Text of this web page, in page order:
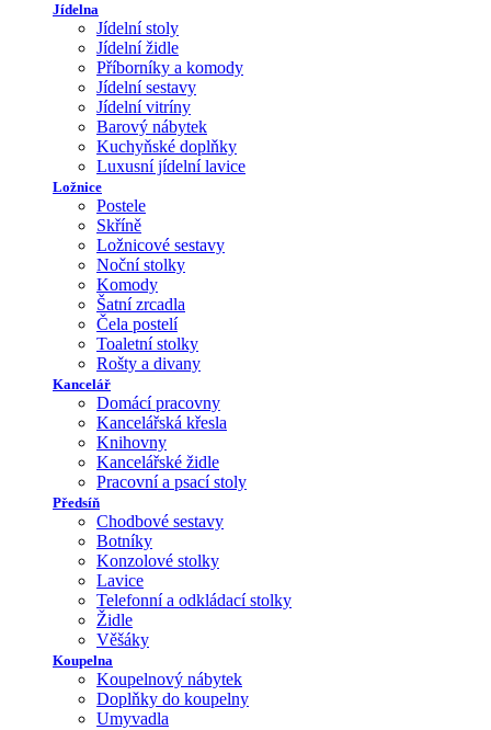
Jídelna
Jídelní stoly
Jídelní židle
Příborníky a komody
Jídelní sestavy
Jídelní vitríny
Barový nábytek
Kuchyňské doplňky
Luxusní jídelní lavice
Ložnice
Postele
Skříně
Ložnicové sestavy
Noční stolky
Komody
Šatní zrcadla
Čela postelí
Toaletní stolky
Rošty a divany
Kancelář
Domácí pracovny
Kancelářská křesla
Knihovny
Kancelářské židle
Pracovní a psací stoly
Předsíň
Chodbové sestavy
Botníky
Konzolové stolky
Lavice
Telefonní a odkládací stolky
Židle
Věšáky
Koupelna
Koupelnový nábytek
Doplňky do koupelny
Umyvadla